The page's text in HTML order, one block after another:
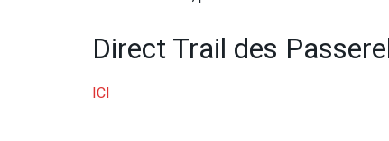
Direct Trail des
ICI